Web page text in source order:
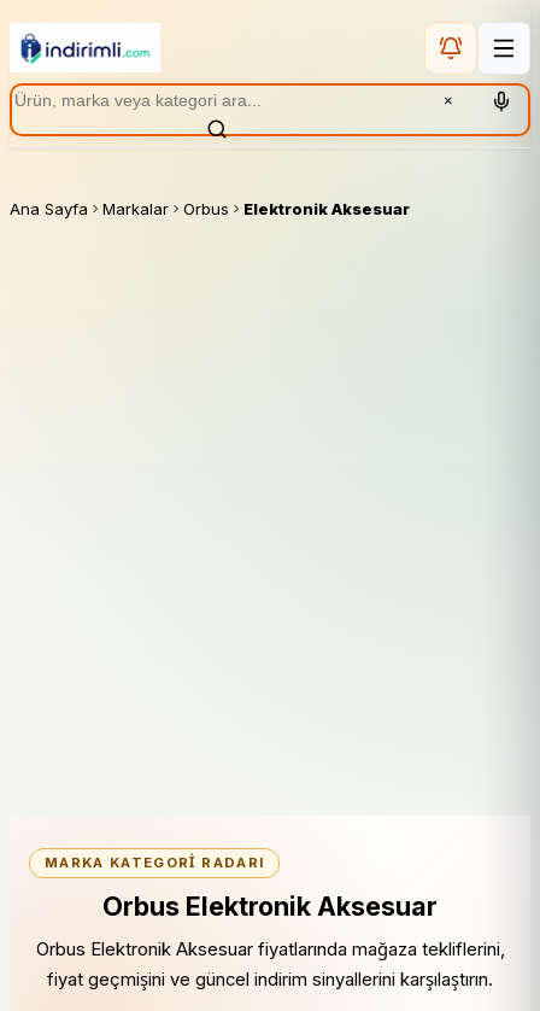
×
Ana Sayfa Markalar Orbus Elektronik Aksesuar
MARKA KATEGORI RADARI
Orbus Elektronik Aksesuar
Orbus Elektronik Aksesuar fiyatlarında mağaza tekliflerini,
fiyat geçmişini ve güncel indirim sinyallerini karşılaştırın.